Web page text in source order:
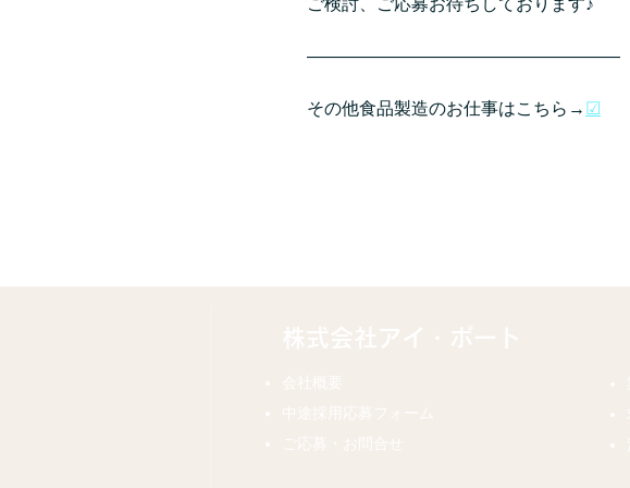
ご検討、ご応募お待ちしております♪
――――――――――――――――――
その他食品製造のお仕事はこちら→ ☑